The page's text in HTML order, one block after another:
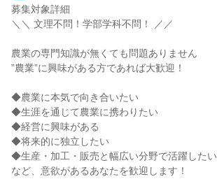
募集対象詳細
＼＼ 文理不問！学部学科不問！ ／／
農業の専門知識が無くても問題ありません
”農業”に興味がある方であれば大歓迎！
◆農業に本気で向き合いたい
◆生涯を通じて農業に携わりたい
◆経営に興味がある
◆将来的に独立したい
◆生産・加工・販売と幅広い分野で活躍したい
など、意欲があるあなたを歓迎します！